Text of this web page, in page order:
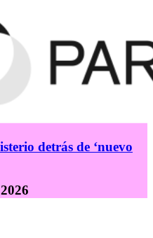
detrás de ‘nuevo